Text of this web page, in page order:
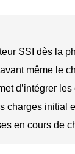
SSI dès la
même le
d’intégrer
charges initial
en cours de